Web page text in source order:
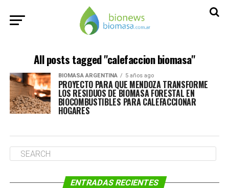
All posts tagged "calefaccion biomasa"
BIOMASA ARGENTINA 5 años ago
PROYECTO PARA QUE MENDOZA TRANSFORME
LOS RESIDUOS DE BIOMASA FORESTAL EN
BIOCOMBUSTIBLES PARA CALEFACCIONAR
HOGARES
ENTRADAS RECIENTES